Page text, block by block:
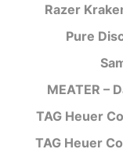
Razer
Pure
MEATER –
TAG Heuer
TAG Heuer